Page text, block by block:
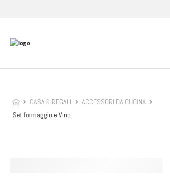
CASA & REGALI
ACCESSORI DA CUCINA
Set formaggio e Vino